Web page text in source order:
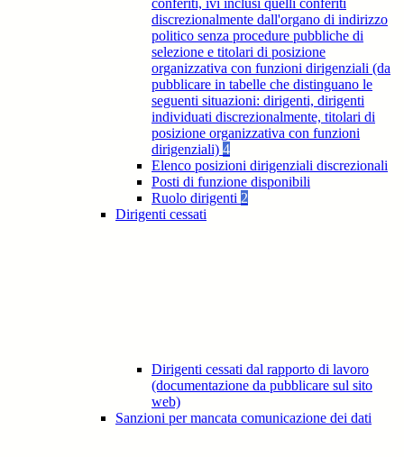
conferiti, ivi inclusi quelli conferiti
discrezionalmente dall'organo di indirizzo
politico senza procedure pubbliche di
selezione e titolari di posizione
organizzativa con funzioni dirigenziali (da
pubblicare in tabelle che distinguano le
seguenti situazioni: dirigenti, dirigenti
individuati discrezionalmente, titolari di
posizione organizzativa con funzioni
dirigenziali) 4
Elenco posizioni dirigenziali discrezionali
Posti di funzione disponibili
Ruolo dirigenti 2
Dirigenti cessati
Dirigenti cessati dal rapporto di lavoro
(documentazione da pubblicare sul sito
web)
Sanzioni per mancata comunicazione dei dati